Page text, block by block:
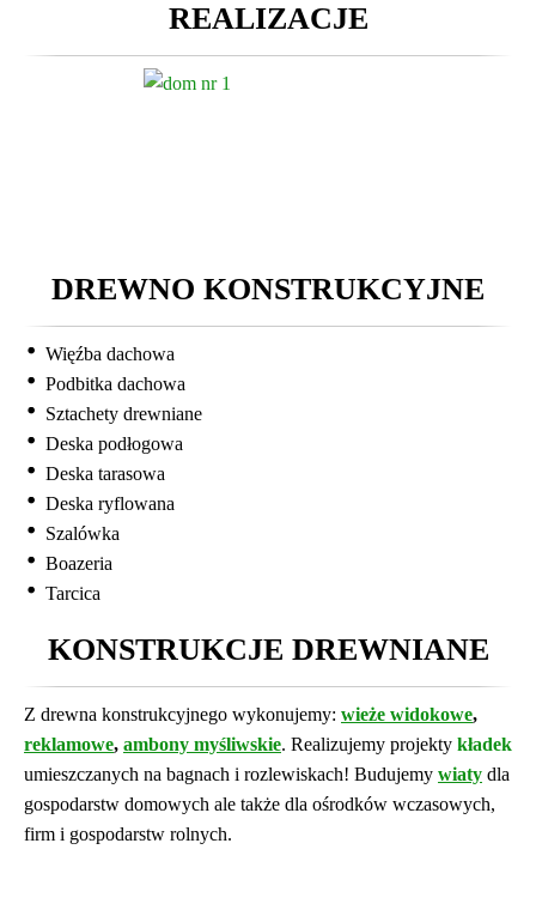
REALIZACJE
DREWNO KONSTRUKCYJNE
Więźba dachowa
Podbitka dachowa
Sztachety drewniane
Deska podłogowa
Deska tarasowa
Deska ryflowana
Szalówka
Boazeria
Tarcica
KONSTRUKCJE DREWNIANE
Z drewna konstrukcyjnego wykonujemy: wieże widokowe,
reklamowe, ambony myśliwskie. Realizujemy projekty kładek
umieszczanych na bagnach i rozlewiskach! Budujemy wiaty dla
gospodarstw domowych ale także dla ośrodków wczasowych,
firm i gospodarstw rolnych.